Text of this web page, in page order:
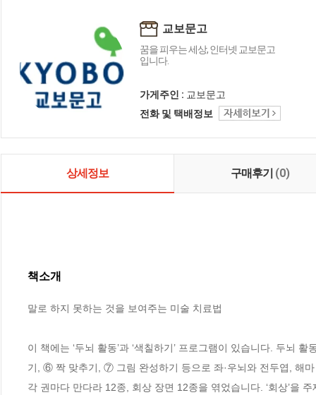
교보문고
꿈을 피우는 세상, 인터넷 교보문고
입니다.
가게주인 : 교보문고
전화 및 택배정보
상세정보 구매후기 (0)
책소개
말로 하지 못하는 것을 보여주는 미술 치료법
이 책에는 ‘두뇌 활동’과 ‘색칠하기’ 프로그램이 있습니다. 두
기, ⑥ 짝 맞추기, ⑦ 그림 완성하기 등으로 좌·우뇌와 전두엽, 해마
각 권마다 만다라 12종, 회상 장면 12종을 엮었습니다. ‘회상’을